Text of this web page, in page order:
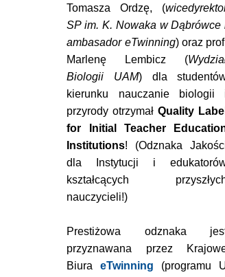
Tomasza Ordzę, (
SP im. K. Nowaka w Dąbrówce
ambasador eTwinning) oraz
Marlenę Lembicz (
Biologii UAM) dla
kierunku nauczanie biologii
przyrody otrzymałQuality Label
for Initial Teacher
Institutions! (Odznaka
dla Instytucji i
kształcących
nauczycieli!)
Prestiżowa odznaka
przyznawana przez
BiuraeTwinning (programu